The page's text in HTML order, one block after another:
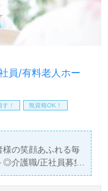
収交渉など完全無
公開求人も取扱い
活動！お問い合わ
員/有料老人ホー
！ 無資格OK！
様の笑顔あふれる毎
◎介護職/正社員募集
回】【同時募集：チ